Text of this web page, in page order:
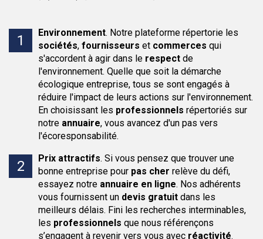
Environnement. Notre plateforme répertorie les
sociétés, fournisseurs et commerces qui
s'accordent à agir dans le respect de
l'environnement. Quelle que soit la démarche
écologique entreprise, tous se sont engagés à
réduire l'impact de leurs actions sur l'environnement.
En choisissant les professionnels répertoriés sur
notre annuaire, vous avancez d'un pas vers
l'écoresponsabilité.
Prix attractifs. Si vous pensez que trouver une
bonne entreprise pour pas cher relève du défi,
essayez notre annuaire en ligne. Nos adhérents
vous fournissent un devis gratuit dans les
meilleurs délais. Fini les recherches interminables,
les professionnels que nous référençons
s’engagent à revenir vers vous avec réactivité.